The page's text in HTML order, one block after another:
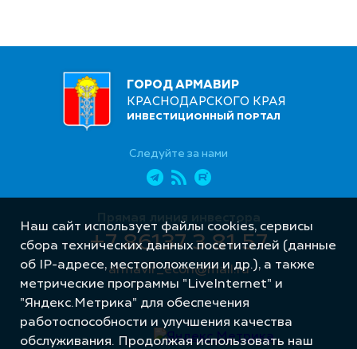
ГОРОД АРМАВИР
КРАСНОДАРСКОГО КРАЯ
ИНВЕСТИЦИОННЫЙ ПОРТАЛ
Следуйте за нами
Прямая линия инвестора
+7 86137 3 81 57
armavir_econ@mail.ru
Наш сайт использует файлы cookies, сервисы
сбора технических данных посетителей (данные
об IP-адресе, местоположении и др.), а также
метрические программы "LiveInternet" и
"Яндекс.Метрика" для обеспечения
работоспособности и улучшения качества
обслуживания. Продолжая использовать наш